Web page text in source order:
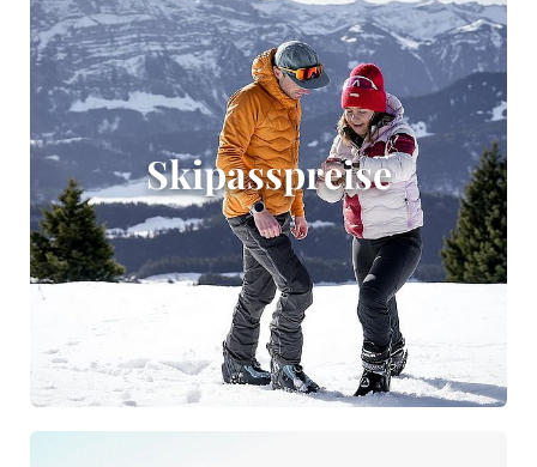
Skipasspreise